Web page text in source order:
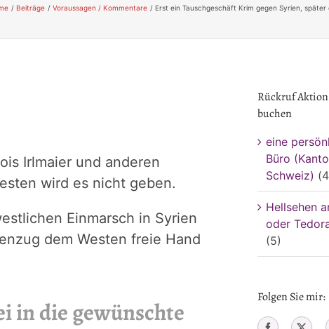
Beiträge Voraussagen / Kommentare Erst ein Tauschgeschäft Krim gegen Syrien,
Irlmaier und anderen
wird es nicht geben.
Einmarsch in Syrien
dem Westen freie Hand
in die gewünschte
Rückruf
buchen
eine
Büro
Schweiz)
Hellsehen
oder
(5)
Folgen Sie mir: